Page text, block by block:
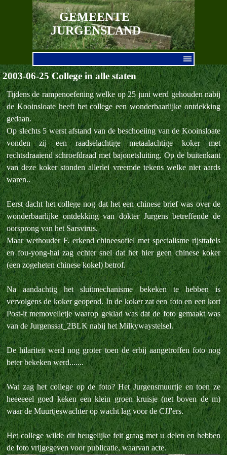
Ga naar de inhoud
GEMEENTE
JURGENSLAND
2003-06-25 College in alle staten
Tijdens de rampenoefening welke op 25 juni werd gehouden nabij
de Kooinsloate heeft het college een wonderbaarlijke ontdekking
gedaan.
Op slechts 5 werst afstand van de beschoeiing van de Kooinsloate
vonden zij een raadselachtige metaalachtige koker met
rechtsdraaiend schroefdraad met bajonetsluiting. Op de buitenkant
van deze koker stonden allerlei vreemde tekens welke niet aards
waren..
Eerst dacht het college nog dat het een chinese brief was over de
wonderbaarlijke ontdekking van dokter Jurgens betreffende de
oorsprong van het Sarsvirus.
Maar wethouder F. erkend chineesofiel met specialisme rijsttafels
en fou-yong-hai zag echter snel dat het hier geen chinese koker
(een zogeheten chinese kokel) betrof.
Na aandachtig het sluitmechanisme bekeken te hebben is
vervolgens de koker geopend. In de koker zat een foto en een kort
Post-it memovelletje waarop geklad was dat de foto gemaakt was
van de Jurgenssat_2BLK nabij het Milkywaystelsel.
De hilariteit werd nog groter toen de erbij aangetroffen foto nog
beter bekeken werd.......
Wat zag het college op de foto? Het Jurgensmuurtje en toen ze
heeeeeel goed keken een klein groen kruisje (net boven de m)
waar de Muurtjeswachter op wacht lag voor de CJJ'ers.
Het college wilde dit heugelijke feit graag met u delen en hebben
de foto vrijgegeven voor publicatie, waarvan acte.